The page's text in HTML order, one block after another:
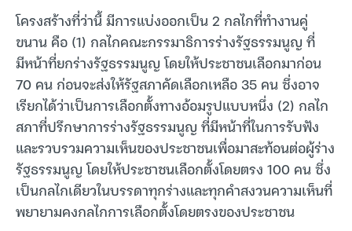
โครงสร้างที่ว่านี้ มีการแบ่งออกเป็น 2 กลไกที่ทำงานคู่
ขนาน คือ (1) กลไกคณะกรรมาธิการร่างรัฐธรรมนูญ ที่
มีหน้าที่ยกร่างรัฐธรรมนูญ โดยให้ประชาชนเลือกมาก่อน
70 คน ก่อนจะส่งให้รัฐสภาคัดเลือกเหลือ 35 คน ซึ่งอาจ
เรียกได้ว่าเป็นการเลือกตั้งทางอ้อมรูปแบบหนึ่ง (2) กลไก
สภาที่ปรึกษาการร่างรัฐธรรมนูญ ที่มีหน้าที่ในการรับฟัง
และรวบรวมความเห็นของประชาชนเพื่อมาสะท้อนต่อผู้ร่าง
รัฐธรรมนูญ โดยให้ประชาชนเลือกตั้งโดยตรง 100 คน ซึ่ง
เป็นกลไกเดียวในบรรดาทุกร่างและทุกคำสงวนความเห็นที่
พยายามคงกลไกการเลือกตั้งโดยตรงของประชาชน